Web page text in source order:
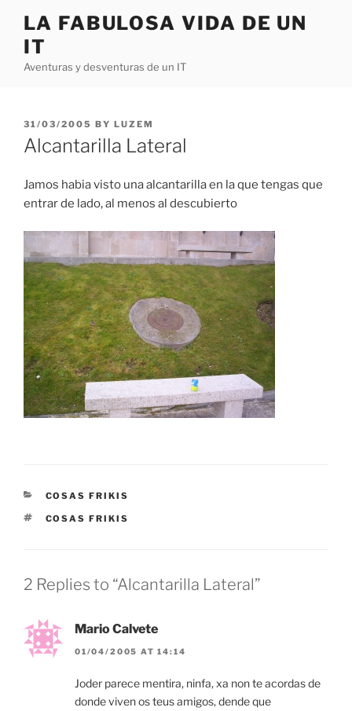
content
LA FABULOSA VIDA DE UN
IT
Aventuras y desventuras de un IT
POSTED
ON
31/03/2005 BY LUZEM
Alcantarilla Lateral
Jamos habia visto una alcantarilla en la que tengas que
entrar de lado, al menos al descubierto
CATEGORIES
COSAS FRIKIS
TAGS
COSAS FRIKIS
2 Replies to “Alcantarilla Lateral”
Mario Calvete
01/04/2005 AT 14:14
Joder parece mentira, ninfa, xa non te acordas de
donde viven os teus amigos, dende que